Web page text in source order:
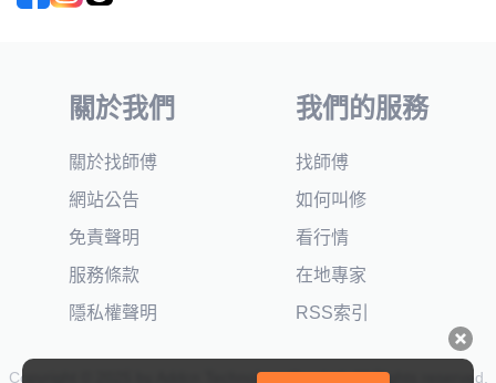
關於我們
關於找師傅
網站公告
免責聲明
服務條款
隱私權聲明
我們的服務
找師傅
如何叫修
看行情
在地專家
RSS索引
Copyright © 2025 by Addcn Technology Co., Ltd. All Rights reserved.